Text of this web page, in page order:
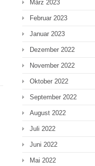
März 2023
Februar 2023
Januar 2023
Dezember 2022
November 2022
Oktober 2022
September 2022
August 2022
Juli 2022
Juni 2022
Mai 2022